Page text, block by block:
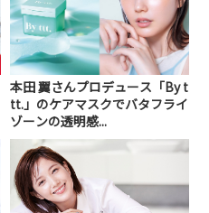
本田 翼さんプロデュース「By t
tt.」のケアマスクでバタフライ
ゾーンの透明感...